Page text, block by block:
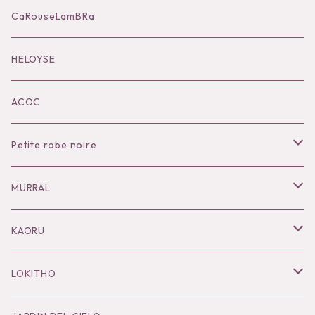
Accessories
Black series
KOKO別注
CaRouseLamBRa
HELOYSE
ACOC
Petite robe noire
Necklace
Pierce
Bracelet／Bangle
MURRAL
Outer
Tops
KAORU
Necklace
LOKITHO